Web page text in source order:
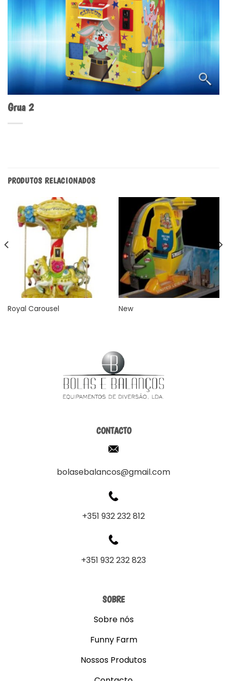
Grua 2
PRODUTOS RELACIONADOS
Royal Carousel New
CONTACTO
bolasebalancos@gmail.com
+351 932 232 812
+351 932 232 823
SOBRE
Sobre nós
Funny Farm
Nossos Produtos